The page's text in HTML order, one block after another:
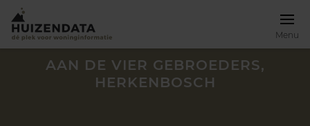
Menu
AAN DE VIER GEBROEDERS,
HERKENBOSCH